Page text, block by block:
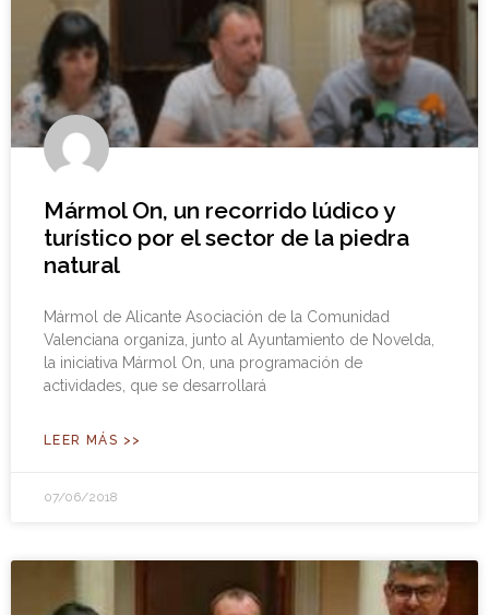
Mármol On, un recorrido lúdico y
turístico por el sector de la piedra
natural
Mármol de Alicante Asociación de la Comunidad
Valenciana organiza, junto al Ayuntamiento de Novelda,
la iniciativa Mármol On, una programación de
actividades, que se desarrollará
LEER MÁS >>
07/06/2018